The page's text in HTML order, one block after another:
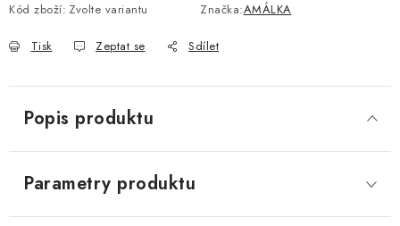
Kód zboží: Zvolte variantu Značka:AMÁLKA
Tisk Zeptat se Sdílet
Popis produktu
Parametry produktu